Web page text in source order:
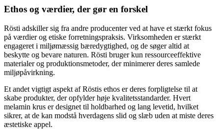
Ethos og værdier, der gør en forskel
Rösti adskiller sig fra andre producenter ved at have et stærkt fokus
på værdier og etiske forretningspraksis. Virksomheden er stærkt
engageret i miljømæssig bæredygtighed, og de søger altid at
beskytte og bevare naturen. Rösti bruger kun ressourceeffektive
materialer og produktionsmetoder, der minimerer deres samlede
miljøpåvirkning.
Et andet vigtigt aspekt af Röstis ethos er deres forpligtelse til at
skabe produkter, der opfylder høje kvalitetsstandarder. Hvert
melamin krus er designet til holdbarhed og lang levetid, hvilket
sikrer, at de kan modstå hverdagens slid og slæb uden at miste deres
æstetiske appel.